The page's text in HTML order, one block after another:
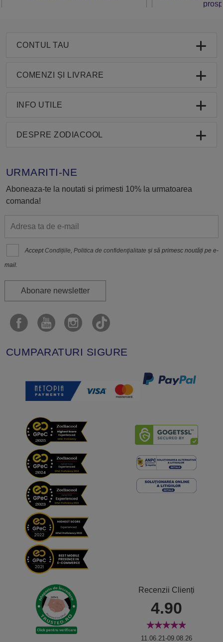
CONTUL TAU
COMENZI ȘI LIVRARE
INFO UTILE
DESPRE ZODIACOOL
URMARITI-NE
Aboneaza-te la noutati si primesti 10% la urmatoarea
comanda!
Accept Condițiile ,Politica de confidenţialitate și să primesc noutăți pe e-
mail.
Abonare newsletter
CUMPARATURI SIGURE
Recenzii Clienți
4.90
11.06.21-09.08.26